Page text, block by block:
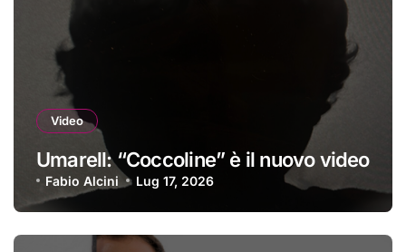
Video
Umarell: “Coccoline” è il nuovo video
Fabio Alcini Lug 17, 2026